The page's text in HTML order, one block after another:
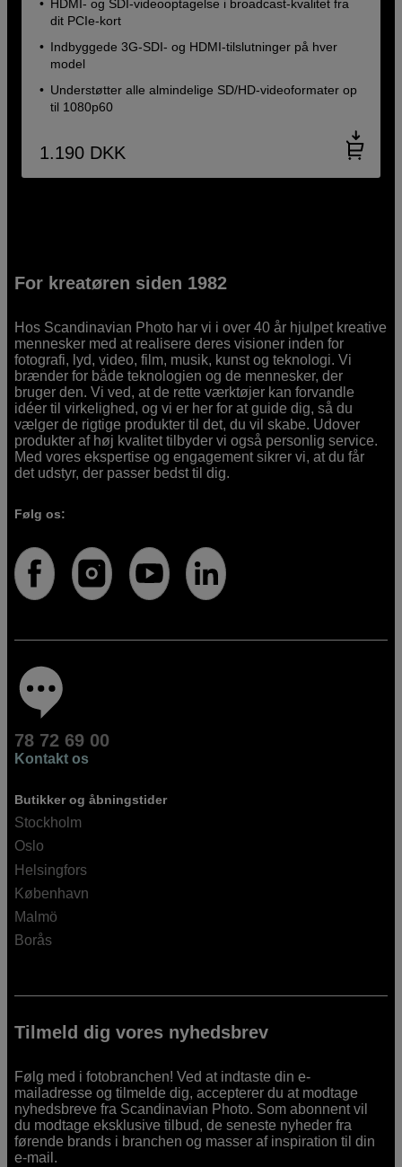
HDMI- og SDI-videooptagelse i broadcast-kvalitet fra
dit PCIe-kort
Indbyggede 3G-SDI- og HDMI-tilslutninger på hver
model
Understøtter alle almindelige SD/HD-videoformater op
til 1080p60
1.190 DKK
For kreatøren siden 1982
Hos Scandinavian Photo har vi i over 40 år hjulpet kreative
mennesker med at realisere deres visioner inden for
fotografi, lyd, video, film, musik, kunst og teknologi. Vi
brænder for både teknologien og de mennesker, der
bruger den. Vi ved, at de rette værktøjer kan forvandle
idéer til virkelighed, og vi er her for at guide dig, så du
vælger de rigtige produkter til det, du vil skabe. Udover
produkter af høj kvalitet tilbyder vi også personlig service.
Med vores ekspertise og engagement sikrer vi, at du får
det udstyr, der passer bedst til dig.
Følg os:
78 72 69 00
Kontakt os
Butikker og åbningstider
Stockholm
Oslo
Helsingfors
København
Malmö
Borås
Tilmeld dig vores nyhedsbrev
Følg med i fotobranchen! Ved at indtaste din e-
mailadresse og tilmelde dig, accepterer du at modtage
nyhedsbreve fra Scandinavian Photo. Som abonnent vil
du modtage eksklusive tilbud, de seneste nyheder fra
førende brands i branchen og masser af inspiration til din
e-mail.